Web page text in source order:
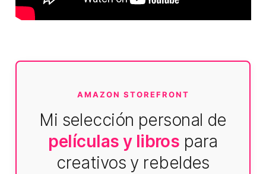
AMAZON STOREFRONT
Mi selección personal de
películas y libros para
creativos y rebeldes